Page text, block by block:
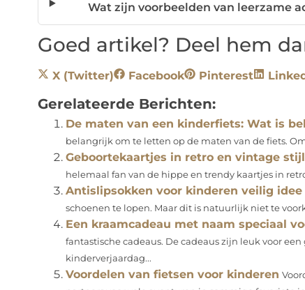
Wat zijn voorbeelden van leerzame
Goed artikel? Deel hem
X (Twitter) Facebook Pinterest
Gerelateerde Berichten:
De maten van een kinderfiets: Wat is
belangrijk om te letten op de maten van de fiets.
Geboortekaartjes in retro en vintage
helemaal fan van de hippe en trendy kaartjes in
Antislipsokken voor kinderen veilig idee
schoenen te lopen. Maar dit is natuurlijk niet te
Een kraamcadeau met naam speciaal
fantastische cadeaus. De cadeaus zijn leuk voor
kinderverjaardag...
Voordelen van fietsen voor kinderen